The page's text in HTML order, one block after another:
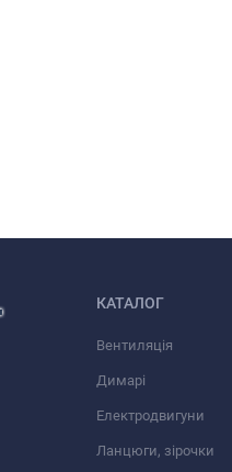
КАТАЛОГ
Вентиляція
Димарі
Електродвигуни
Ланцюги, зірочки